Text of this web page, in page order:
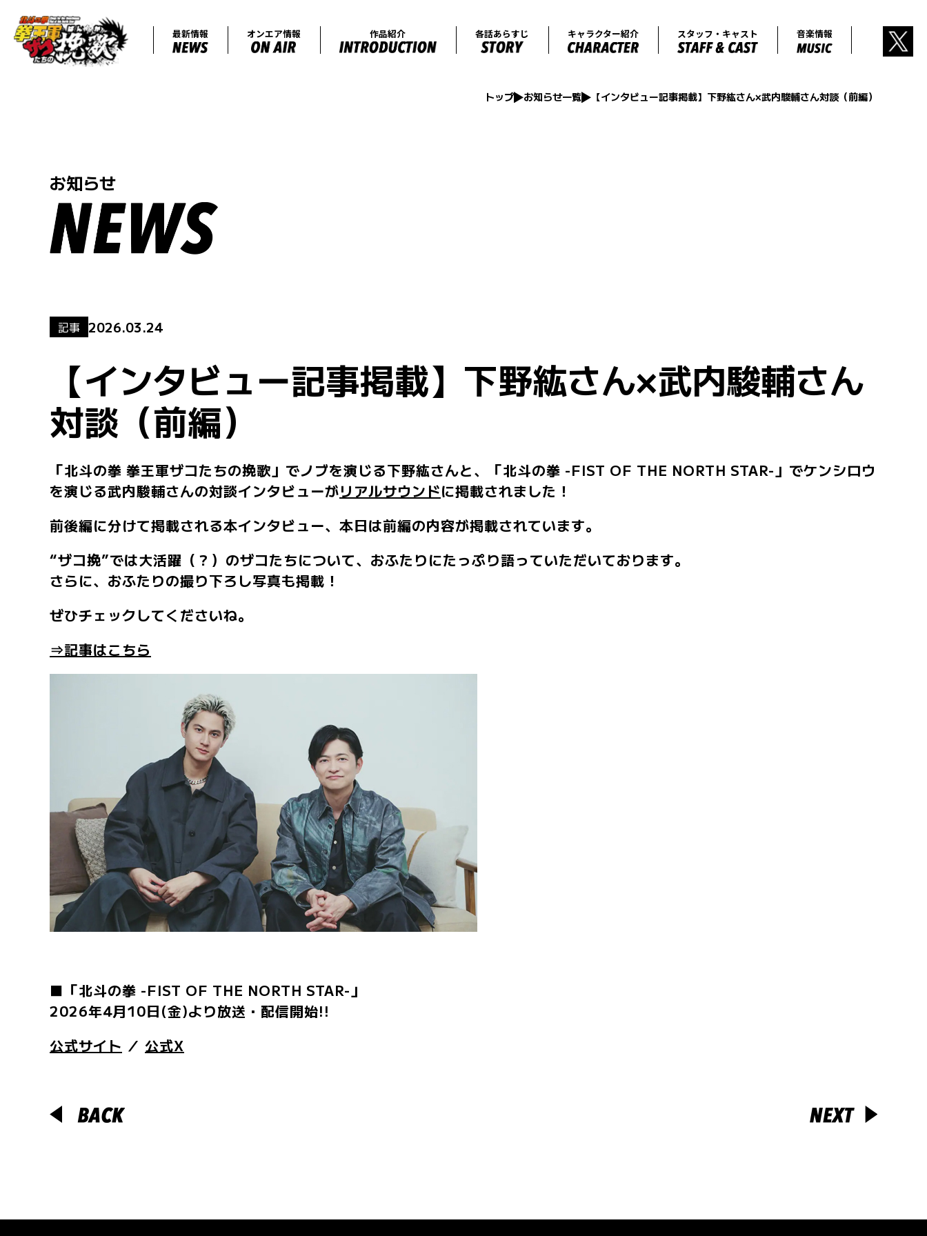
最新情報 オンエア情報 作品紹介 各話あらすじ キャラクター紹介 スタッフ・キ
トップ お知らせ一覧 【インタビュー記事掲載】下野紘さん×武内駿輔さん対談（前編）
お知らせ
記事 2026.03.24
【インタビュー記事掲載】下野紘さん×武内駿輔さん
対談（前編）
「北斗の拳 拳王軍ザコたちの挽歌」でノブを演じる下野紘さんと、「北斗の拳 -FIST OF THE NORTH STAR-」でケンシロウ
を演じる武内駿輔さんの対談インタビューがリアルサウンドに掲載されました！
前後編に分けて掲載される本インタビュー、本日は前編の内容が掲載されています。
“ザコ挽”では大活躍（？）のザコたちについて、おふたりにたっぷり語っていただいております。
さらに、おふたりの撮り下ろし写真も掲載！
ぜひチェックしてくださいね。
⇒記事はこちら
■「北斗の拳 -FIST OF THE NORTH STAR-」
2026年4月10日(金)より放送・配信開始!!
公式サイト ／ 公式X